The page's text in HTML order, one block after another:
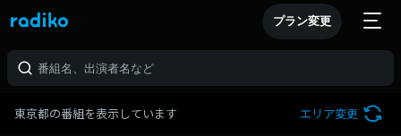
プラン変更
東京都の番組を表示しています エリア変更